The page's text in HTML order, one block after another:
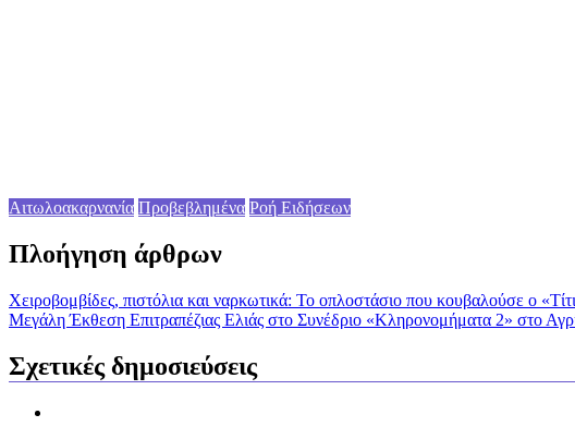
Αιτωλοακαρνανία Προβεβλημένα Ροή Ειδήσεων
Πλοήγηση άρθρων
Χειροβομβίδες, πιστόλια και ναρκωτικά: Το οπλοστάσιο που κουβαλούσε ο
Μεγάλη Έκθεση Επιτραπέζιας Ελιάς στο Συνέδριο «Κληρονομήματα 2» στο
Σχετικές δημοσιεύσεις